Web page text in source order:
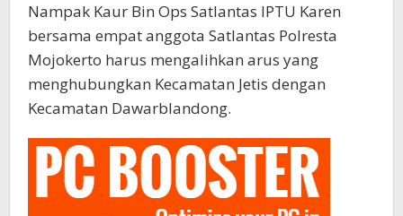
Nampak Kaur Bin Ops Satlantas IPTU Karen
bersama empat anggota Satlantas Polresta
Mojokerto harus mengalihkan arus yang
menghubungkan Kecamatan Jetis dengan
Kecamatan Dawarblandong.